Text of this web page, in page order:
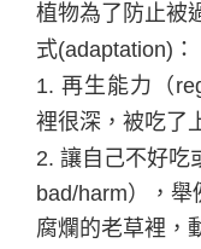
植物為了防止被
式(adaptation)：
1.再生能力（
裡很深，被吃了
2. 讓自己不好吃
bad/harm），舉
腐爛的老草裡，